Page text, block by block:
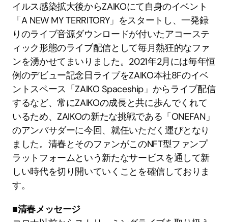
イルス感染拡大後からZAIKOにて自身のイベント
「A NEW MY TERRITORY」をスタートし、一発録
りのライブ音源ダウンロードが付いたアコーステ
ィック形態のライブ配信として毎月熱狂的なファ
ンを湧かせてまいりました。2021年2月には毎年恒
例のデビュー記念日ライブをZAIKO本社8Fのイベ
ントスペース「ZAIKO Spaceship」からライブ配信
するなど、常にZAIKOの成長と共に歩んでくれて
いるため、ZAIKOの新たな挑戦である「ONEFAN」
のアンバサダーに今回、就任いただく運びとなり
ました。清春とそのファンがこのNFT型ファンプ
ラットフォームという新たなサービスを通して新
しい時代を切り開いていくことを確信しておりま
す。
■清春メッセージ